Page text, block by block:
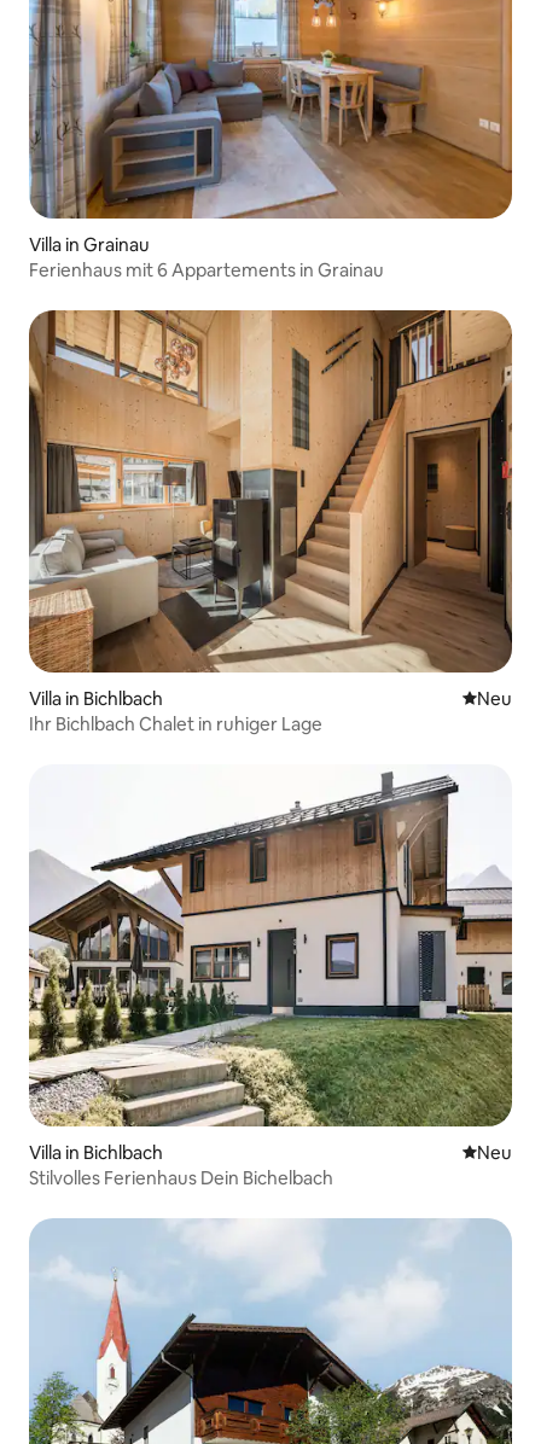
Villa in Grainau
Ferienhaus mit 6 Appartements in Grainau
Villa in Bichlbach Neue
Neu
Ihr Bichlbach Chalet in ruhiger Lage
Villa in Bichlbach Neue
Neu
Stilvolles Ferienhaus Dein Bichelbach